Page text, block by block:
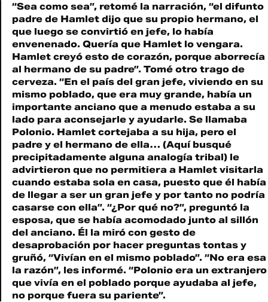
“Sea como sea”, retomé la narración, “el difunto
padre de Hamlet dijo que su propio hermano, el
que luego se convirtió en jefe, lo había
envenenado. Quería que Hamlet lo vengara.
Hamlet creyó esto de corazón, porque aborrecía
al hermano de su padre”. Tomé otro trago de
cerveza. “En el país del gran jefe, viviendo en su
mismo poblado, que era muy grande, había un
importante anciano que a menudo estaba a su
lado para aconsejarle y ayudarle. Se llamaba
Polonio. Hamlet cortejaba a su hija, pero el
padre y el hermano de ella… (Aquí busqué
precipitadamente alguna analogía tribal) le
advirtieron que no permitiera a Hamlet visitarla
cuando estaba sola en casa, puesto que él había
de llegar a ser un gran jefe y por tanto no podría
casarse con ella”. “¿Por qué no?”, preguntó la
esposa, que se había acomodado junto al sillón
del anciano. Él la miró con gesto de
desaprobación por hacer preguntas tontas y
gruñó, “Vivían en el mismo poblado”. “No era esa
la razón”, les informé. “Polonio era un extranjero
que vivía en el poblado porque ayudaba al jefe,
no porque fuera su pariente”.